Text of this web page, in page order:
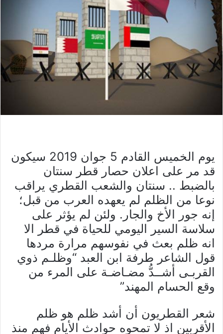
يوم الخميس القادم 5 جوان 2019 سيكون
قد مر على اعلان حصار قطر سنتان
بالضبط .. سنتان والشعب القطري يراقب
نوعا من الظلم لم يعهده العرب من قبل؛
إنه جور الأخ والجار. ولئن لم يؤثر على
سلاسة السير اليومي للحياة في قطر الا
انه ظلم بعث في نفوسهم مرارة مردها
قول الشاعر طرفة ابن العبد “وظلـم ذوي
القربـى أشــدُّ مضـاضـة على المرء من
وقع الحسام المهند”
شعر القطريون أن أشد ظلم هو ظلم
الأقربين اذ لا تمحوه حوادث الأيام فهم منذ